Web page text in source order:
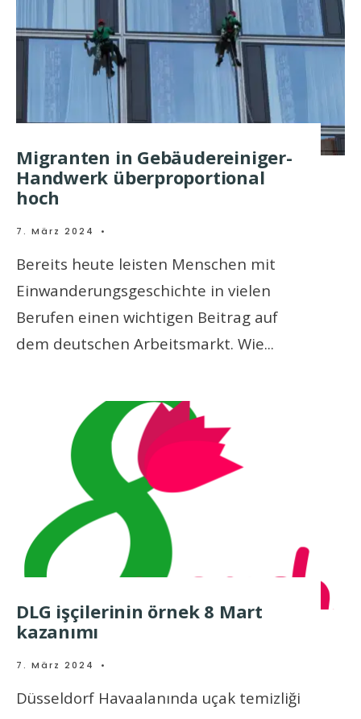
Migranten in Gebäudereiniger-
Handwerk überproportional
hoch
7. März 2024 •
Bereits heute leisten Menschen mit
Einwanderungsgeschichte in vielen
Berufen einen wichtigen Beitrag auf
dem deutschen Arbeitsmarkt. Wie...
DLG işçilerinin örnek 8 Mart
kazanımı
7. März 2024 •
Düsseldorf Havaalanında uçak temizliği